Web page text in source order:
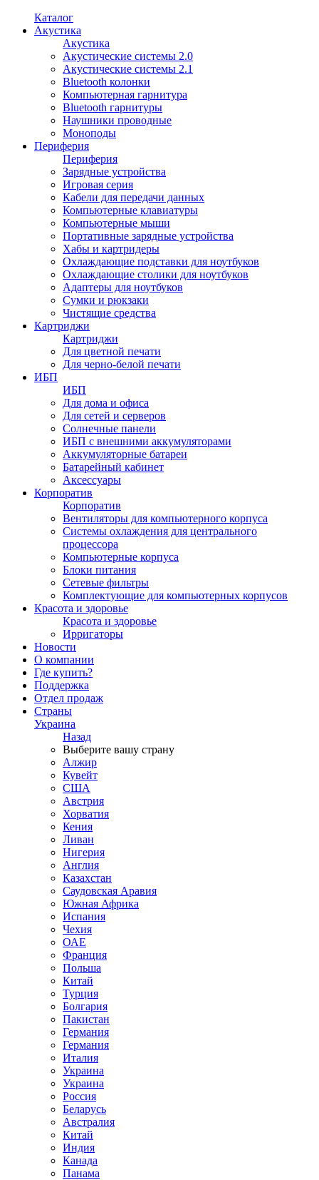
Каталог
Акустика
Акустика
Акустические системы 2.0
Акустические системы 2.1
Bluetooth колонки
Компьютерная гарнитура
Bluetooth гарнитуры
Наушники проводные
Моноподы
Периферия
Периферия
Зарядные устройства
Игровая серия
Кабели для передачи данных
Компьютерные клавиатуры
Компьютерные мыши
Портативные зарядные устройства
Хабы и картридеры
Охлаждающие подставки для ноутбуков
Охлаждающие столики для ноутбуков
Адаптеры для ноутбуков
Сумки и рюкзаки
Чистящие средства
Картриджи
Картриджи
Для цветной печати
Для черно-белой печати
ИБП
ИБП
Для дома и офиса
Для сетей и серверов
Солнечные панели
ИБП с внешними аккумуляторами
Аккумуляторные батареи
Батарейный кабинет
Аксессуары
Корпоратив
Корпоратив
Вентиляторы для компьютерного корпуса
Системы охлаждения для центрального
процессора
Компьютерные корпуса
Блоки питания
Сетевые фильтры
Комплектующие для компьютерных корпусов
Красота и здоровье
Красота и здоровье
Ирригаторы
Новости
О компании
Где купить?
Поддержка
Отдел продаж
Страны
Украина
Назад
Выберите вашу страну
Алжир
Кувейт
США
Австрия
Хорватия
Кения
Ливан
Нигерия
Англия
Казахстан
Саудовская Аравия
Южная Африка
Испания
Чехия
ОАЕ
Франция
Польша
Китай
Турция
Болгария
Пакистан
Германия
Германия
Италия
Украина
Украина
Россия
Беларусь
Австралия
Китай
Индия
Канада
Панама